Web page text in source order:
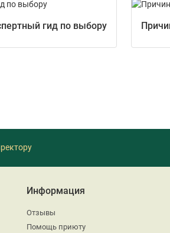
гид по выбору
Информация
Отзывы
Помощь приюту